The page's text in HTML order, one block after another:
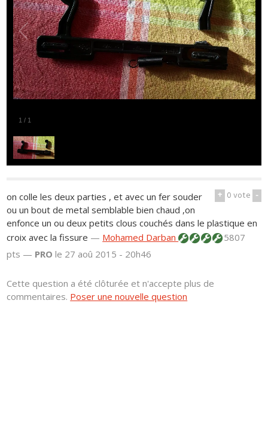
1 / 1
+ 0vote -
on colle les deux parties , et avec un fer souder
ou un bout de metal semblable bien chaud ,on
enfonce un ou deux petits clous couchés dans le plastique en
croix avec la fissure — Mohamed Darban
5807
pts — PRO le 27 aoû 2015 - 20h46
Cette question a été clôturée et n'accepte plus de
commentaires. Poser une nouvelle question